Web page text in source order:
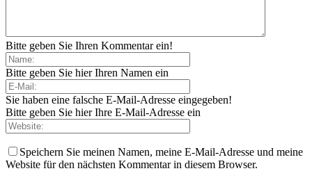
Bitte geben Sie Ihren Kommentar ein!
Bitte geben Sie hier Ihren Namen ein
Sie haben eine falsche E-Mail-Adresse eingegeben!
Bitte geben Sie hier Ihre E-Mail-Adresse ein
Speichern Sie meinen Namen, meine E-Mail-Adresse und meine
Website für den nächsten Kommentar in diesem Browser.